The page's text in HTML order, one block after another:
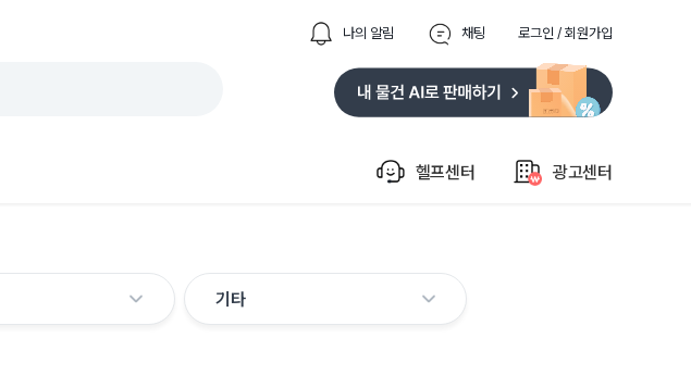
나의 알림 채팅 로그인 / 회원가입
헬프센터 광고센터
기타